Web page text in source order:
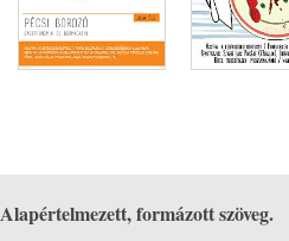
Alapértelmezett, formázott szöveg.